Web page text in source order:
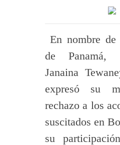
En nombre
de Panamá,
Janaina
expresó su
rechazo a los
suscitados en
su